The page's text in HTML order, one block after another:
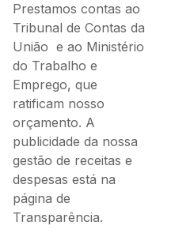
Prestamos contas ao
Tribunal de Contas da
União e ao Ministério
do Trabalho e
Emprego, que
ratificam nosso
orçamento. A
publicidade da nossa
gestão de receitas e
despesas está na
página de
Transparência.